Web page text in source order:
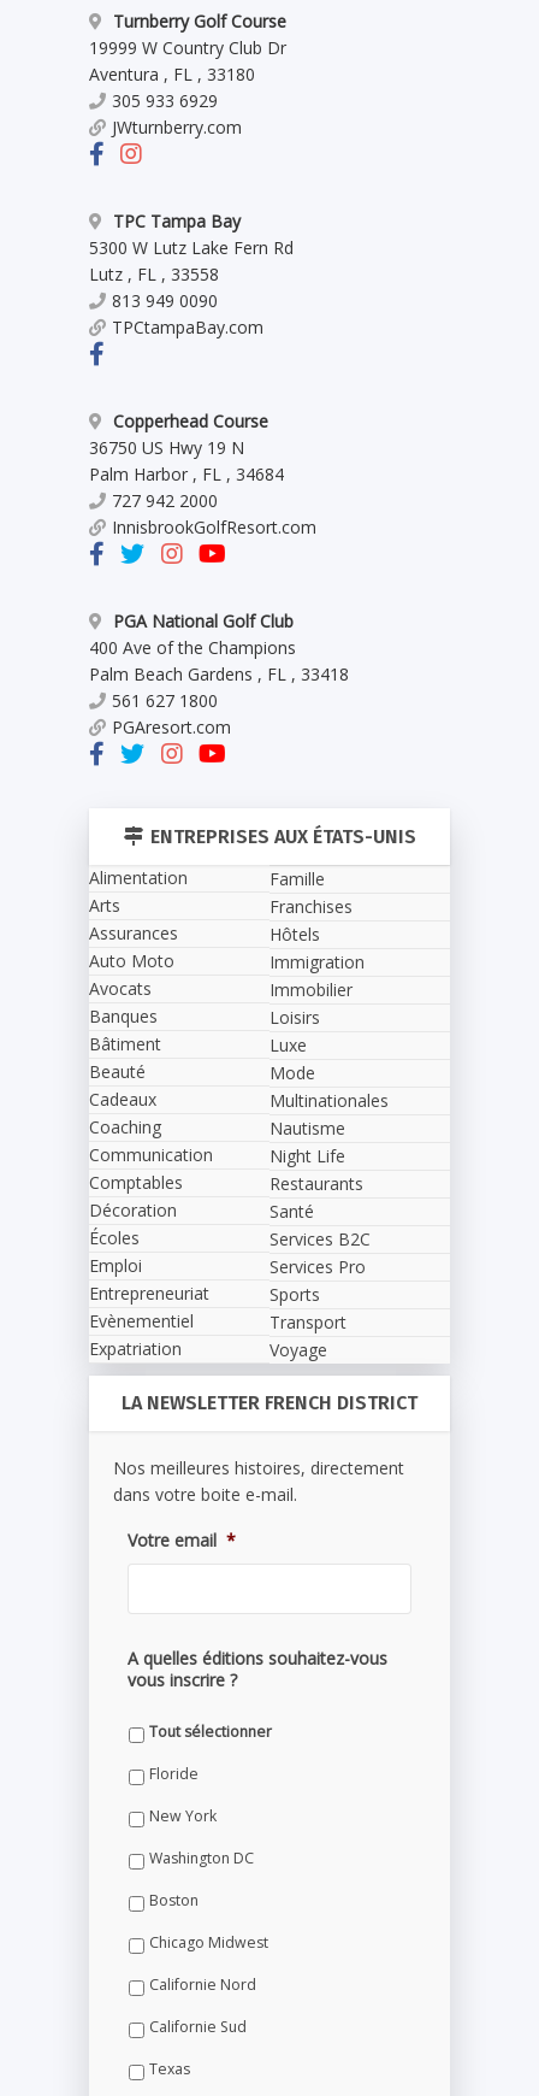
Turnberry Golf Course
19999 W Country Club Dr
Aventura , FL , 33180
305 933 6929
JWturnberry.com
TPC Tampa Bay
5300 W Lutz Lake Fern Rd
Lutz , FL , 33558
813 949 0090
TPCtampaBay.com
Copperhead Course
36750 US Hwy 19 N
Palm Harbor , FL , 34684
727 942 2000
InnisbrookGolfResort.com
PGA National Golf Club
400 Ave of the Champions
Palm Beach Gardens , FL , 33418
561 627 1800
PGAresort.com
ENTREPRISES AUX ÉTATS-UNIS
Alimentation
Arts
Assurances
Auto Moto
Avocats
Banques
Bâtiment
Beauté
Cadeaux
Coaching
Communication
Comptables
Décoration
Écoles
Emploi
Entrepreneuriat
Evènementiel
Expatriation
Famille
Franchises
Hôtels
Immigration
Immobilier
Loisirs
Luxe
Mode
Multinationales
Nautisme
Night Life
Restaurants
Santé
Services B2C
Services Pro
Sports
Transport
Voyage
LA NEWSLETTER FRENCH DISTRICT
Nos meilleures histoires, directement
dans votre boite e-mail.
Votre email *
A quelles éditions souhaitez-vous
vous inscrire ?
Tout sélectionner
Floride
New York
Washington DC
Boston
Chicago Midwest
Californie Nord
Californie Sud
Texas